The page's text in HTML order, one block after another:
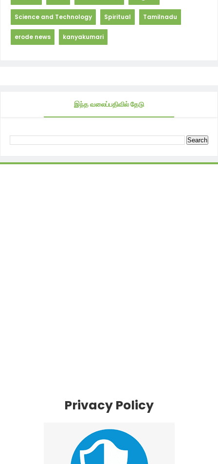
Science and Technology Spiritual Tamilnadu
erode news kanyakumari
இந்த வலைப்பதிவில் தேடு
Privacy Policy